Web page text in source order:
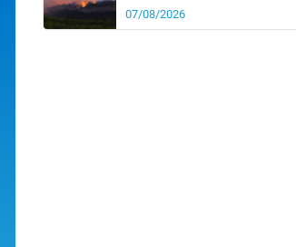
07/08/2026